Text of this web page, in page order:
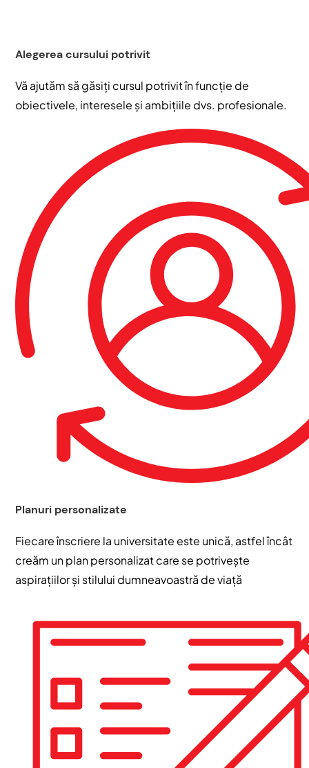
Alegerea cursului potrivit
Vă ajutăm să găsiți cursul potrivit în funcție de
obiectivele, interesele și ambițiile dvs. profesionale.
Planuri personalizate
Fiecare înscriere la universitate este unică, astfel încât
creăm un plan personalizat care se potrivește
aspirațiilor și stilului dumneavoastră de viață